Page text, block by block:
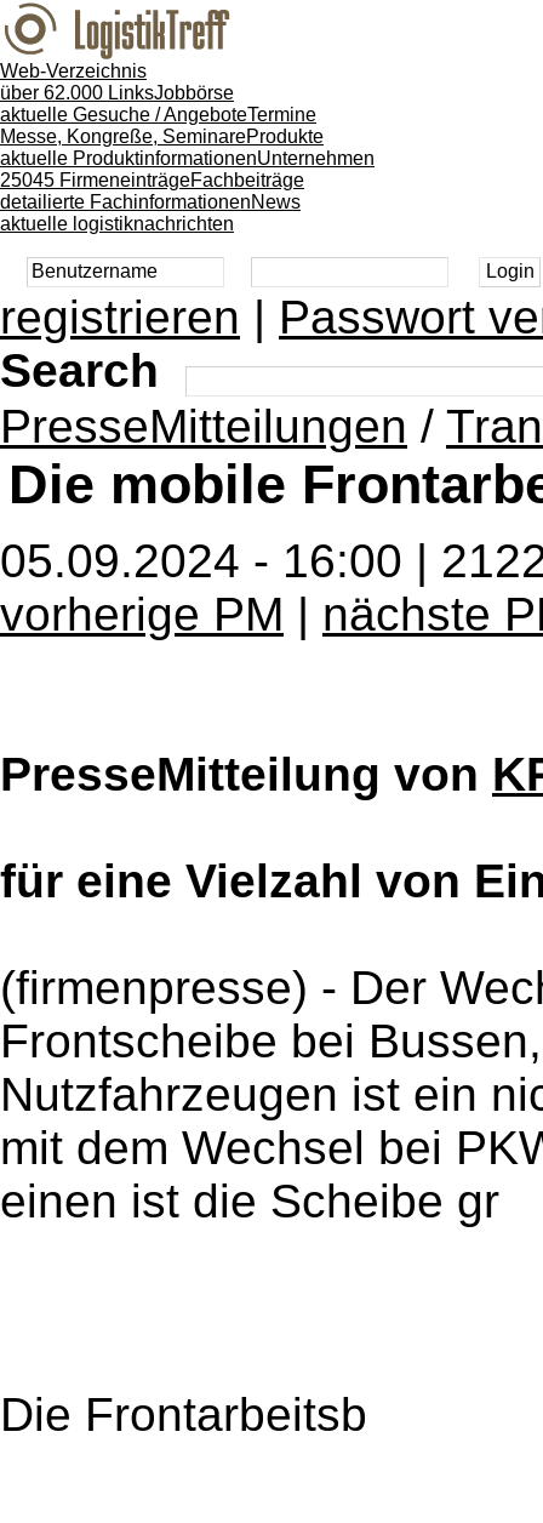
Web-Verzeichnis
über 62.000 LinksJobbörse
aktuelle Gesuche / AngeboteTermine
Messe, Kongreße, SeminareProdukte
aktuelle ProduktinformationenUnternehmen
25045 FirmeneinträgeFachbeiträge
detailierte FachinformationenNews
aktuelle logistiknachrichten
registrieren | Passwort
Search
PresseMitteilungen /
Die mobile
05.09.2024 - 16:00 |
vorherige PM | nächste
PresseMitteilung von
für eine Vielzahl von
(firmenpresse) - Der
Frontscheibe bei
Nutzfahrzeugen ist ein
mit dem Wechsel bei
einen ist die Scheibe gr
Die Frontarbeitsb